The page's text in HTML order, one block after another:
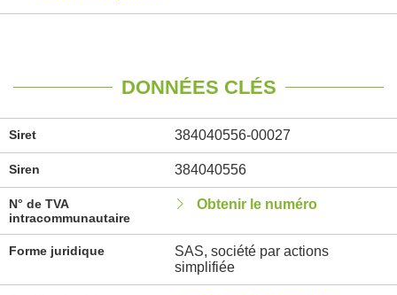
DONNÉES CLÉS
Siret 384040556-00027
Siren 384040556
N° de TVA
intracommunautaire
Obtenir le numéro
Forme juridique
SAS, société par actions
simplifiée